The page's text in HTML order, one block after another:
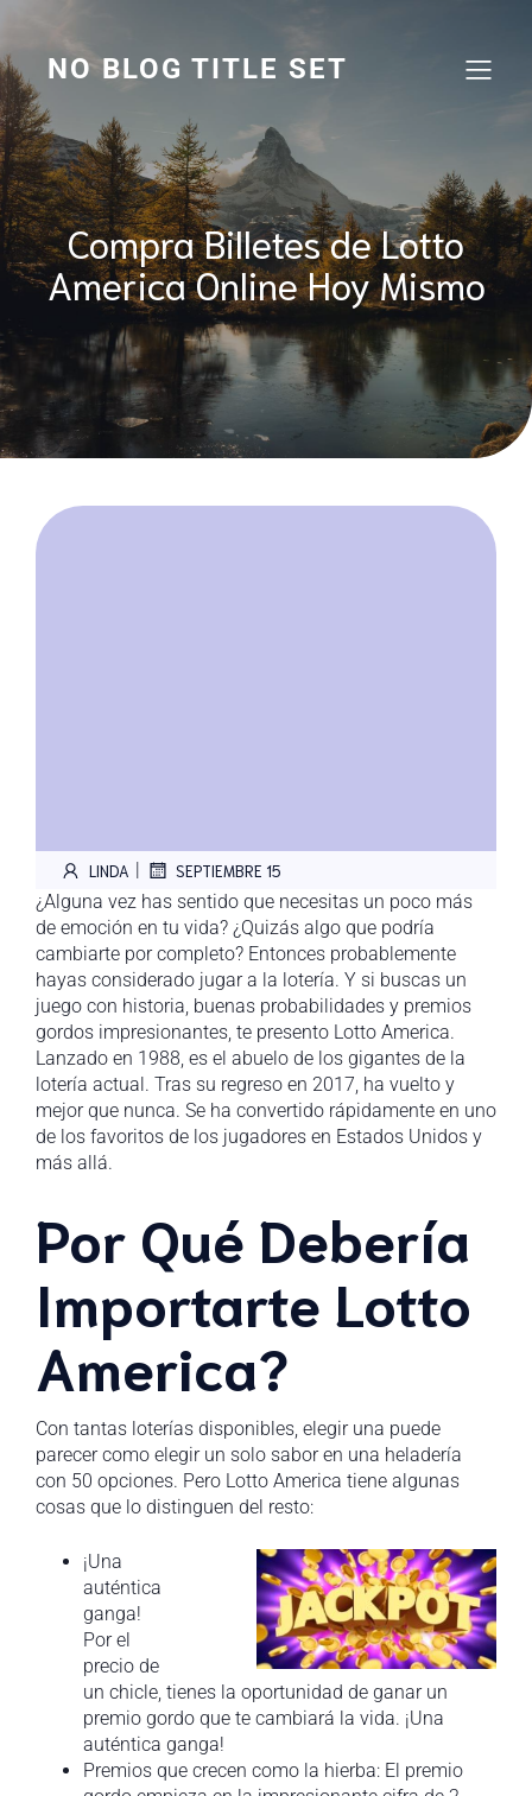
contenido
NO BLOG TITLE SET
Compra Billetes de Lotto
America Online Hoy Mismo
LINDA | SEPTIEMBRE 15
¿Alguna vez has sentido que necesitas un poco más
de emoción en tu vida? ¿Quizás algo que podría
cambiarte por completo? Entonces probablemente
hayas considerado jugar a la lotería. Y si buscas un
juego con historia, buenas probabilidades y premios
gordos impresionantes, te presento Lotto America.
Lanzado en 1988, es el abuelo de los gigantes de la
lotería actual. Tras su regreso en 2017, ha vuelto y
mejor que nunca. Se ha convertido rápidamente en uno
de los favoritos de los jugadores en Estados Unidos y
más allá.
Por Qué Debería
Importarte Lotto
America?
Con tantas loterías disponibles, elegir una puede
parecer como elegir un solo sabor en una heladería
con 50 opciones. Pero Lotto America tiene algunas
cosas que lo distinguen del resto:
¡Una
auténtica
ganga!
Por el
precio de
un chicle, tienes la oportunidad de ganar un
premio gordo que te cambiará la vida. ¡Una
auténtica ganga!
Premios que crecen como la hierba: El premio